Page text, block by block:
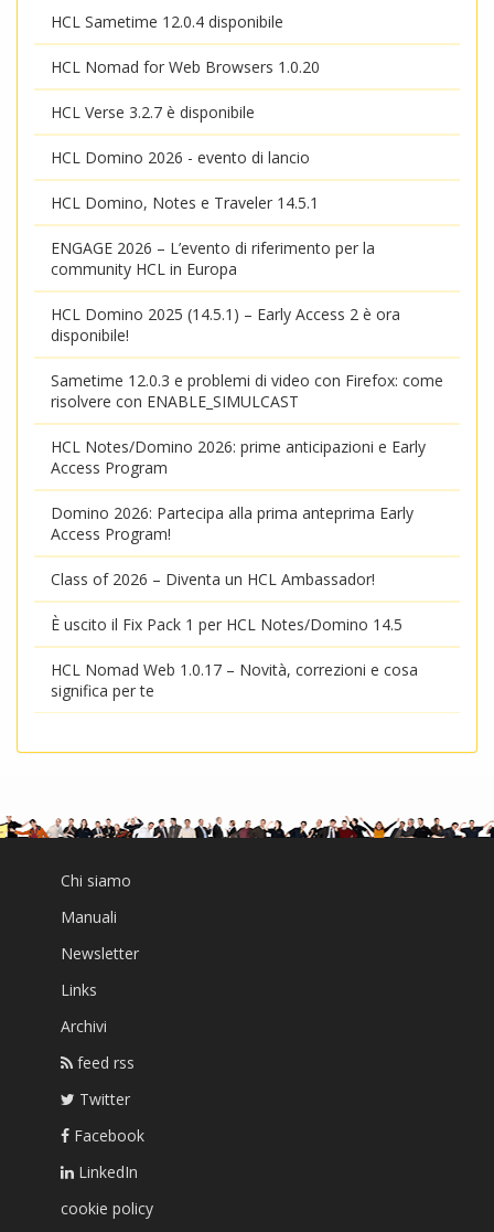
HCL Sametime 12.0.4 disponibile
HCL Nomad for Web Browsers 1.0.20
HCL Verse 3.2.7 è disponibile
HCL Domino 2026 - evento di lancio
HCL Domino, Notes e Traveler 14.5.1
ENGAGE 2026 – L’evento di riferimento per la
community HCL in Europa
HCL Domino 2025 (14.5.1) – Early Access 2 è ora
disponibile!
Sametime 12.0.3 e problemi di video con Firefox: come
risolvere con ENABLE_SIMULCAST
HCL Notes/Domino 2026: prime anticipazioni e Early
Access Program
Domino 2026: Partecipa alla prima anteprima Early
Access Program!
Class of 2026 – Diventa un HCL Ambassador!
È uscito il Fix Pack 1 per HCL Notes/Domino 14.5
HCL Nomad Web 1.0.17 – Novità, correzioni e cosa
significa per te
Chi siamo
Manuali
Newsletter
Links
Archivi
feed rss
Twitter
Facebook
LinkedIn
cookie policy